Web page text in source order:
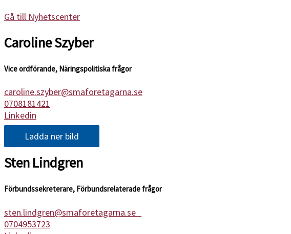
Gå till Nyhetscenter
Caroline Szyber
Vice ordförande, Näringspolitiska frågor
caroline.szyber@smaforetagarna.se
0708181421
Linkedin
Ladda ner bild
Sten Lindgren
Förbundssekreterare, Förbundsrelaterade frågor
sten.lindgren@smaforetagarna.se
0704953723